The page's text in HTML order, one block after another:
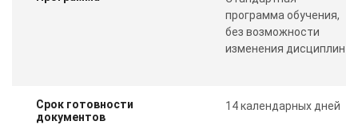
программа обучения,
без возможности
изменения дисциплин
Срок готовности
документов
14 календарных дней